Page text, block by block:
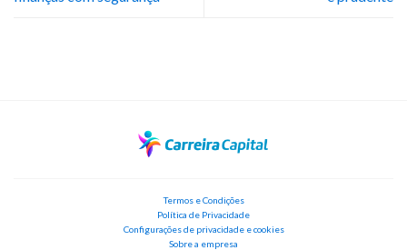
Termos e Condições
Política de Privacidade
Configurações de privacidade e cookies
Sobre a empresa